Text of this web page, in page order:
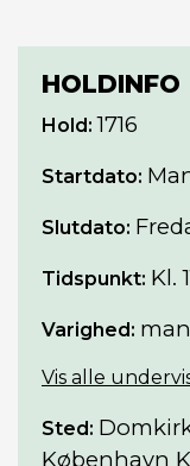
HOLDINFO
Hold: 1716
Startdato:
Slutdato:
Tidspunkt: Kl.
Varighed:
Vis alle
Sted:
København